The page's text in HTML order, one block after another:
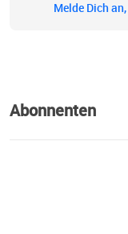
Melde Dich
Abonnenten